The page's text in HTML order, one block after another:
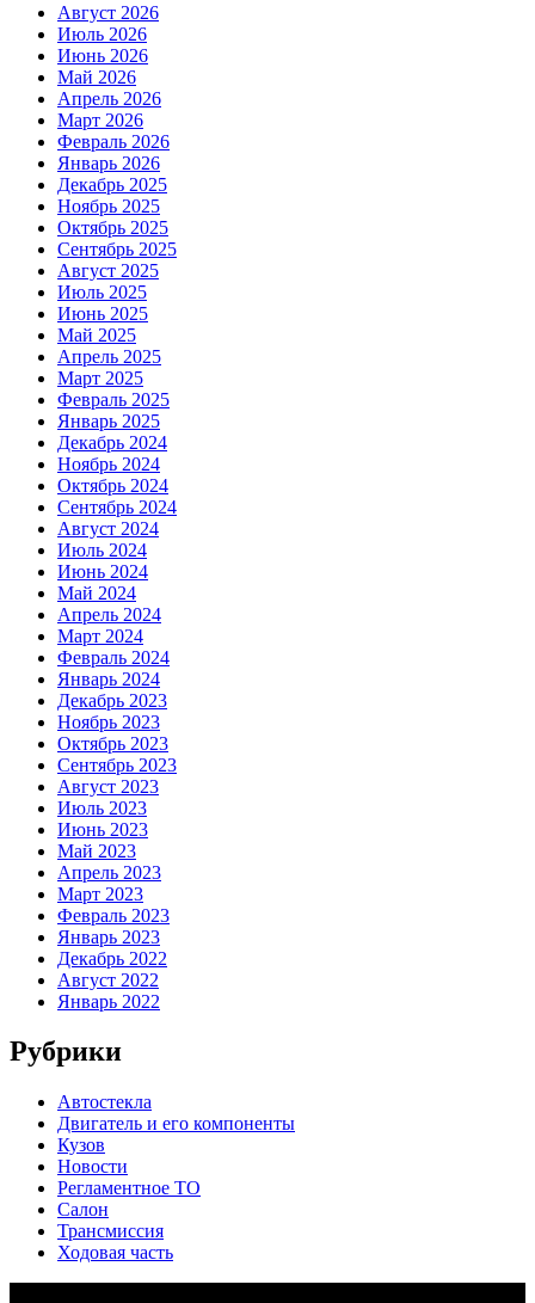
Август 2026
Июль 2026
Июнь 2026
Май 2026
Апрель 2026
Март 2026
Февраль 2026
Январь 2026
Декабрь 2025
Ноябрь 2025
Октябрь 2025
Сентябрь 2025
Август 2025
Июль 2025
Июнь 2025
Май 2025
Апрель 2025
Март 2025
Февраль 2025
Январь 2025
Декабрь 2024
Ноябрь 2024
Октябрь 2024
Сентябрь 2024
Август 2024
Июль 2024
Июнь 2024
Май 2024
Апрель 2024
Март 2024
Февраль 2024
Январь 2024
Декабрь 2023
Ноябрь 2023
Октябрь 2023
Сентябрь 2023
Август 2023
Июль 2023
Июнь 2023
Май 2023
Апрель 2023
Март 2023
Февраль 2023
Январь 2023
Декабрь 2022
Август 2022
Январь 2022
Рубрики
Автостекла
Двигатель и его компоненты
Кузов
Новости
Регламентное ТО
Салон
Трансмиссия
Ходовая часть